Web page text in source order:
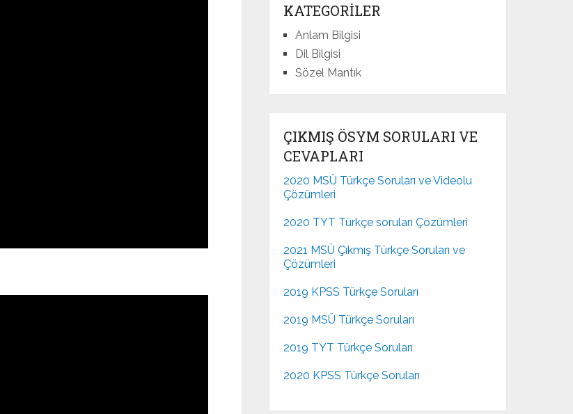
KATEGORILER
Anlam Bilgisi
Dil Bilgisi
Sözel Mantık
ÇIKMIŞ ÖSYM SORULARI VE
CEVAPLARI
2020 MSÜ Türkçe Soruları ve Videolu
Çözümleri
2020 TYT Türkçe soruları Çözümleri
2021 MSÜ Çıkmış Türkçe Soruları ve
Çözümleri
2019 KPSS Türkçe Soruları
2019 MSÜ Türkçe Soruları
2019 TYT Türkçe Soruları
2020 KPSS Türkçe Soruları